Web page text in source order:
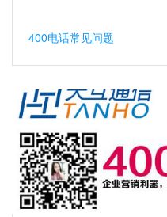
400电话常见问题